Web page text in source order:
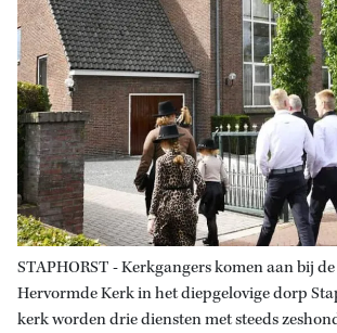
STAPHORST - Kerkgangers komen aan bij
Hervormde Kerk in het diepgelovige dorp
kerk worden drie diensten met steeds